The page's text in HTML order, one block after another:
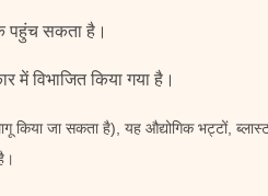
पहुंच सकता है।
में विभाजित किया गया है।
जा सकता है), यह औद्योगिक भट्टों,